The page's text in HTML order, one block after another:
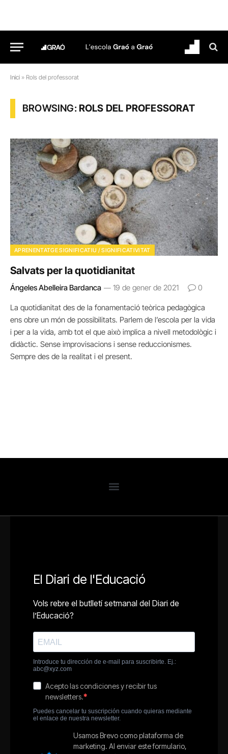
Inici » Rols del professorat
BROWSING:ROLS DEL PROFESSORAT
APRENENTATGE SIGNIFICATIU / SIGNIFICATIVITAT
Salvats per la quotidianitat
Ángeles Abelleira Bardanca 19 de gener de 2021 0
La quotidianitat des de la fonamentació teòrica pedagògica
ens obre un món de possibilitats. Parlem de l’escola per la vida
i per a la vida, amb tot el que això implica a nivell metodològic i
didàctic. Sense improvisacions i sense reduccionismes.
Sempre des de la realitat i el present.